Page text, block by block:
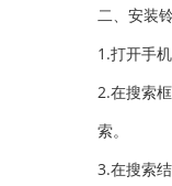
二、安装
1.打开手
2.在搜索
索。
3.在搜索